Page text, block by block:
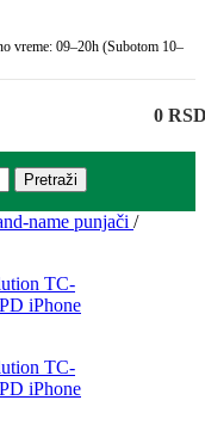
vreme: 09–20h (Subotom 10–
0
Pretraži
name punjači /